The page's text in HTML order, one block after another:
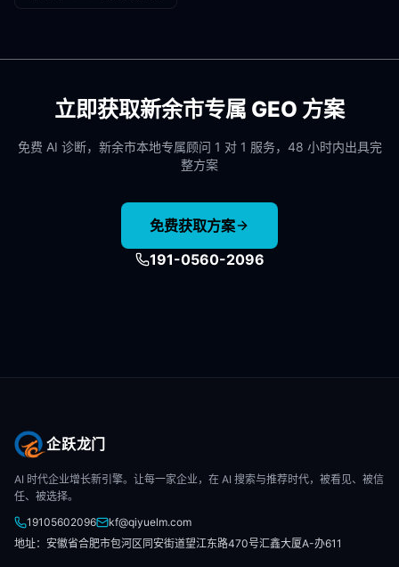
立即获取新余市专属 GEO 方案
免费 AI 诊断， 新余市本地专属顾问 1 对 1 服务，48 小时内出具完
整方案
免费获取方案
191-0560-2096
企跃龙门
AI 时代企业增长新引擎。让每一家企业，在 AI 搜索与推荐时代，被看见、被信
任、被选择。
19105602096
kf@qiyuelm.com
地址：安徽省合肥市包河区同安街道望江东路470号汇鑫大厦A-办611